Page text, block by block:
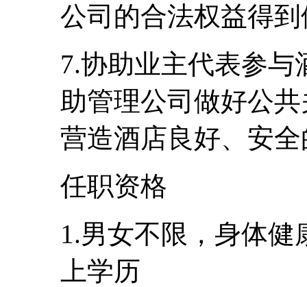
公司的合法权益得
7.协助业主代表参
助管理公司做好公
营造酒店良好、安
任职资格
1.男女不限，身体
上学历